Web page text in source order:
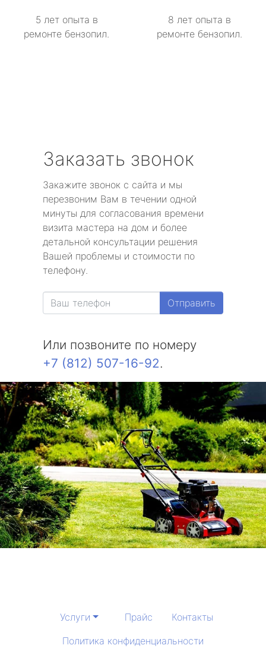
5 лет опыта в
ремонте бензопил.
8 лет опыта в
ремонте бензопил.
Заказать звонок
Закажите звонок с сайта и мы
перезвоним Вам в течении одной
минуты для согласования времени
визита мастера на дом и более
детальной консультации решения
Вашей проблемы и стоимости по
телефону.
Отправить
Или позвоните по номеру
+7 (812) 507-16-92.
Услуги Прайс
Контакты
Политика конфиденциальности